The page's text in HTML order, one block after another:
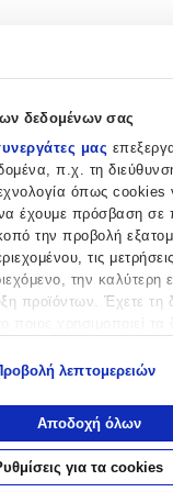
δεδομένων σας
μας
π.χ. τη
όπως cookies
έχουμε πρόσβαση σε
την προβολή
τις
την καλύτερη
προϊόντων. Έχετε τη
πληροφορίες σχετικά
οποίες μπορεί να
μέτρων
τη συσκευή σας
λεπτομερειών
Αποδοχή όλων
για τα cookies